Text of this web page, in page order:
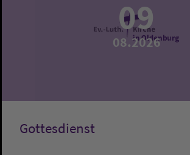
09
08.2026
Gottesdienst